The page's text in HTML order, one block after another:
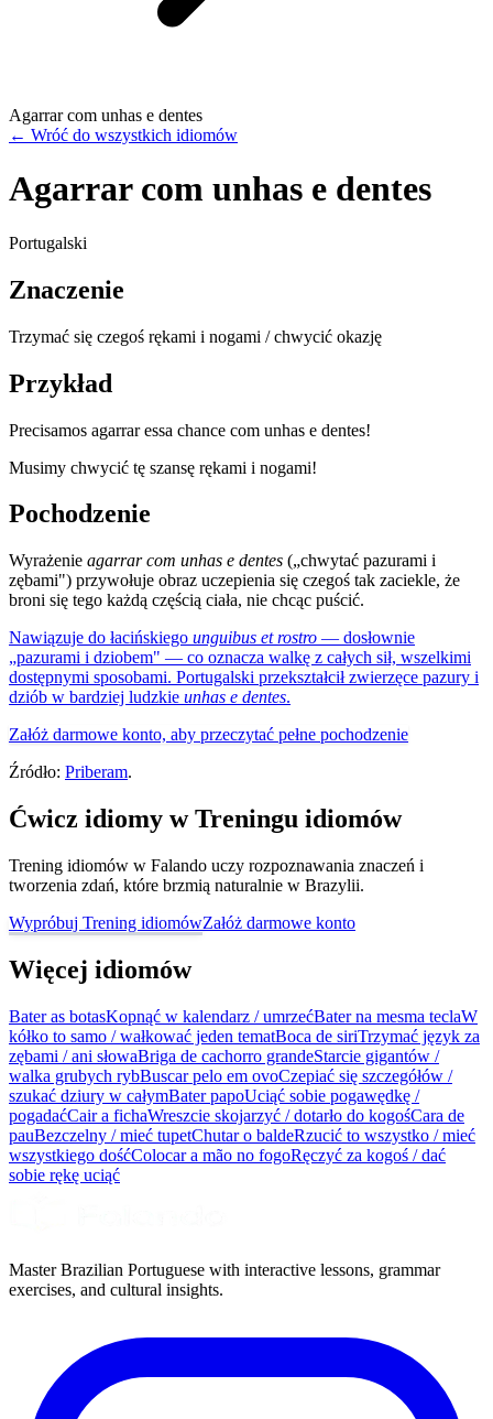
Agarrar com unhas e dentes
← Wróć do wszystkich idiomów
Agarrar com unhas e dentes
Portugalski
Znaczenie
Trzymać się czegoś rękami i nogami / chwycić okazję
Przykład
Precisamos agarrar essa chance com unhas e dentes!
Musimy chwycić tę szansę rękami i nogami!
Pochodzenie
Wyrażenie agarrar com unhas e dentes („chwytać pazurami i
zębami") przywołuje obraz uczepienia się czegoś tak zaciekle, że
broni się tego każdą częścią ciała, nie chcąc puścić.
Nawiązuje do łacińskiego unguibus et rostro — dosłownie
„pazurami i dziobem" — co oznacza walkę z całych sił, wszelkimi
dostępnymi sposobami. Portugalski przekształcił zwierzęce pazury i
dziób w bardziej ludzkie unhas e dentes.
Załóż darmowe konto, aby przeczytać pełne pochodzenie
Źródło: Priberam.
Ćwicz idiomy w Treningu idiomów
Trening idiomów w Falando uczy rozpoznawania znaczeń i
tworzenia zdań, które brzmią naturalnie w Brazylii.
Wypróbuj Trening idiomówZałóż darmowe konto
Więcej idiomów
Bater as botasKopnąć w kalendarz / umrzećBater na mesma teclaW
kółko to samo / wałkować jeden tematBoca de siriTrzymać język za
zębami / ani słowaBriga de cachorro grandeStarcie gigantów /
walka grubych rybBuscar pelo em ovoCzepiać się szczegółów /
szukać dziury w całymBater papoUciąć sobie pogawędkę /
pogadaćCair a fichaWreszcie skojarzyć / dotarło do kogośCara de
pauBezczelny / mieć tupetChutar o baldeRzucić to wszystko / mieć
wszystkiego dośćColocar a mão no fogoRęczyć za kogoś / dać
sobie rękę uciąć
Master Brazilian Portuguese with interactive lessons, grammar
exercises, and cultural insights.